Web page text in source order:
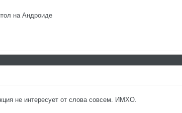
на Андроиде
не интересует от слова совсем. ИМХО.